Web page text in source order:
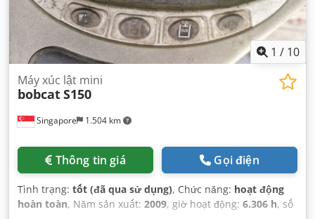
1 / 10
Singapore 1.504 km
Máy xúc lật mini
bobcatS150
Thông tin giá Gọi điện
Tình trạng: tốt (đã qua sử dụng), Chức năng: hoạt động
hoàn toàn, Năm sản xuất: 2009, giờ hoạt động: 6.306 h, số